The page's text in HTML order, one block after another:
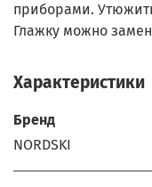
приборами.
Глажку можно
Характеристики
Бренд
NORDSKI